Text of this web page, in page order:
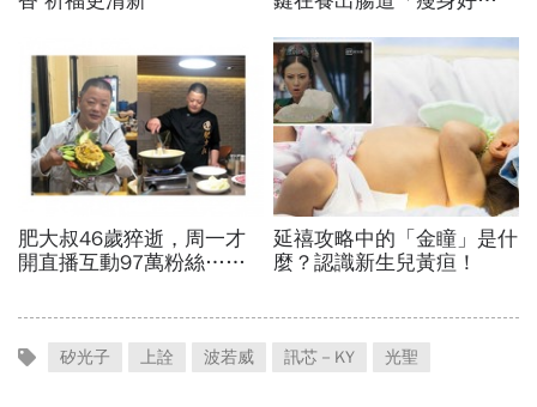
矽光子 上詮 波若威 訊芯－KY 光聖